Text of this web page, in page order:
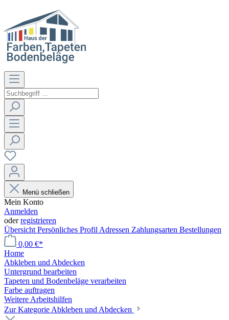
Menü schließen
Mein Konto
Anmelden
oderregistrieren
Übersicht Persönliches Profil Adressen Zahlungsarten Bestellungen
0,00 €*
Home
Abkleben und Abdecken
Untergrund bearbeiten
Tapeten und Bodenbeläge verarbeiten
Farbe auftragen
Weitere Arbeitshilfen
Zur Kategorie Abkleben und Abdecken